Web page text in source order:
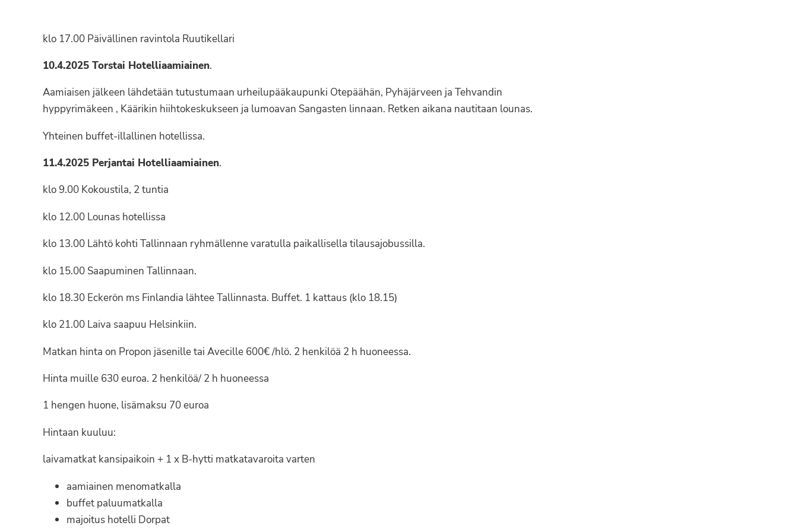
klo 17.00 Päivällinen ravintola Ruutikellari
10.4.2025 Torstai Hotelliaamiainen.
Aamiaisen jälkeen lähdetään tutustumaan urheilupääkaupunki Otepäähän, Pyhäjärveen ja Tehvandin
hyppyrimäkeen , Käärikin hiihtokeskukseen ja lumoavan Sangasten linnaan. Retken aikana nautitaan lounas.
Yhteinen buffet-illallinen hotellissa.
11.4.2025 Perjantai Hotelliaamiainen.
klo 9.00 Kokoustila, 2 tuntia
klo 12.00 Lounas hotellissa
klo 13.00 Lähtö kohti Tallinnaan ryhmällenne varatulla paikallisella tilausajobussilla.
klo 15.00 Saapuminen Tallinnaan.
klo 18.30 Eckerön ms Finlandia lähtee Tallinnasta. Buffet. 1 kattaus (klo 18.15)
klo 21.00 Laiva saapuu Helsinkiin.
Matkan hinta on Propon jäsenille tai Avecille 600€ /hlö. 2 henkilöä 2 h huoneessa.
Hinta muille 630 euroa. 2 henkilöä/ 2 h huoneessa
1 hengen huone, lisämaksu 70 euroa
Hintaan kuuluu:
laivamatkat kansipaikoin + 1 x B-hytti matkatavaroita varten
aamiainen menomatkalla
buffet paluumatkalla
majoitus hotelli Dorpat